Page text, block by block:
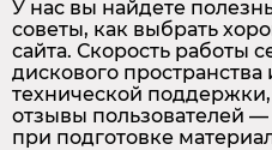
У нас вы найдете
советы, как выбрать
сайта. Скорость работы
дискового
технической
отзывы пользователей
при подготовке